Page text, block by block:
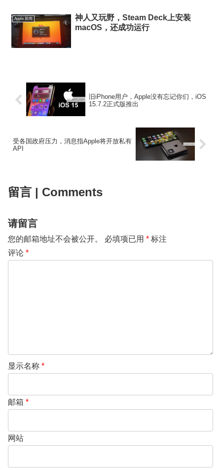
Apple 新闻
神人又玩野，Steam Deck上安装
macOS，还成功运行
旧iPhone用户，Apple没有忘记你们，iOS
15.7.2正式版推出
受各国政府压力，消息指Apple将开放私有
API
留言 | Comments
请留言
您的邮箱地址不会被公开。 必填项已用 * 标注
评论 *
显示名称 *
邮箱 *
网站